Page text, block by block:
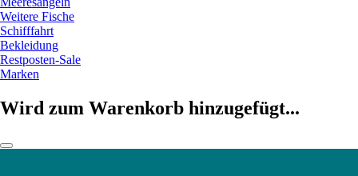
Weitere Fische
Schifffahrt
Bekleidung
Restposten-Sale
Marken
Wird zum Warenkorb hinzugefügt...